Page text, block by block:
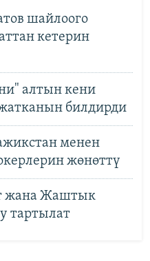
шайлоого
кетерин
алтын кени
билдирди
менен
жөнөттү
жана Жаштык
тартылат